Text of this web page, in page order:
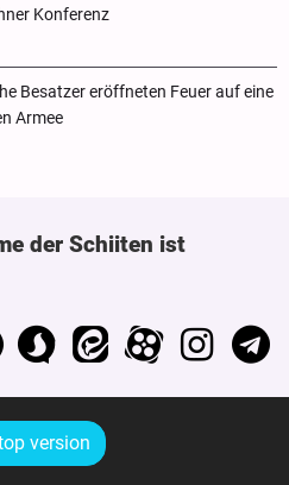
Konferenz
Besatzer eröffneten Feuer auf eine
Armee
der Schiiten ist
version